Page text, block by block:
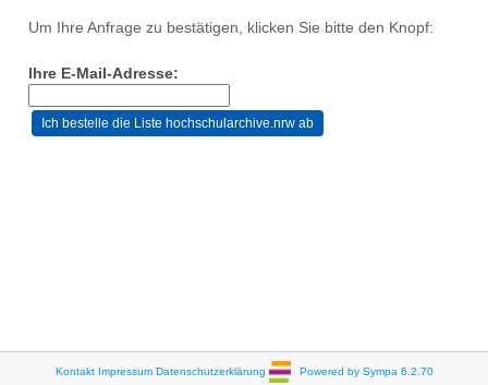
Um Ihre Anfrage zu bestätigen, klicken Sie bitte den Knopf:
Ihre E-Mail-Adresse:
Kontakt Impressum Datenschutzerklärung Powered by Sympa 6.2.70